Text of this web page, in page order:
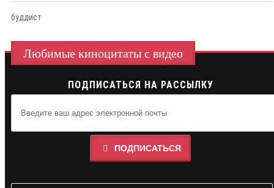
буддист
Любимые киноцитаты с видео
ПОДПИСАТЬСЯ НА РАССЫЛКУ
ПОДПИСАТЬСЯ